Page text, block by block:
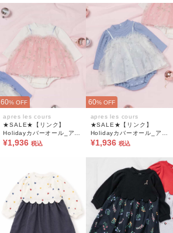
60% OFF
apres les cours
★SALE★【リンク】
Holidayカバーオール_アプ
レレクールマシェリ
¥1,936 税込
60% OFF
apres les cours
★SALE★【リンク】
Holidayカバーオール_アプ
レレクールマシェリ
¥1,936 税込